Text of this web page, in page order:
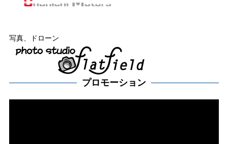
写真、ドローン
プロモーション